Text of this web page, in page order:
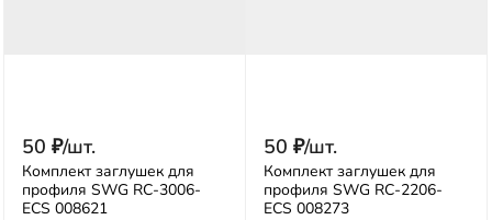
50 ₽/шт.
Комплект заглушек для
профиля SWG RC-3006-
ECS 008621
50 ₽/шт.
Комплект заглушек для
профиля SWG RC-2206-
ECS 008273